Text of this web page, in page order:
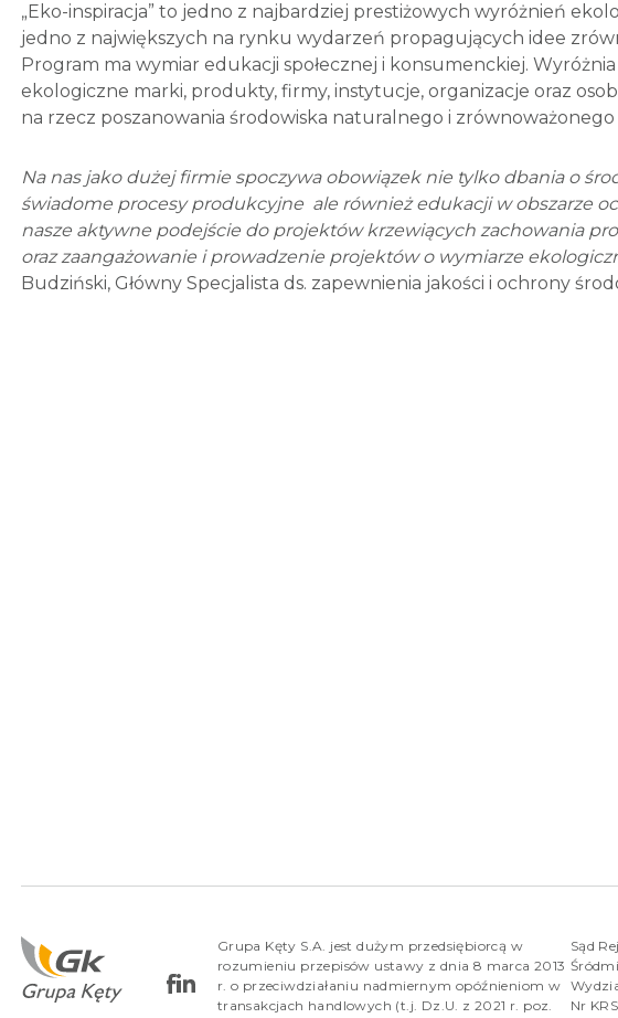
„Eko-inspiracja” to jedno z najbardziej prestiżowych wyróżnień
jedno z największych na rynku wydarzeń propagujących idee
Program ma wymiar edukacji społecznej i konsumenckiej.
ekologiczne marki, produkty, firmy, instytucje, organizacje oraz
na rzecz poszanowania środowiska naturalnego i
Na nas jako dużej firmie spoczywa obowiązek nie tylko dbania o
świadome procesy produkcyjne ale również edukacji w obszarze
nasze aktywne podejście do projektów krzewiących zachowania
oraz zaangażowanie i prowadzenie projektów o wymiarze
Budziński, Główny Specjalista ds. zapewnienia jakości i ochrony
Grupa Kęty S.A. jest dużym przedsiębiorcą w
rozumieniu przepisów ustawy z dnia 8 marca 2013
r. o przeciwdziałaniu nadmiernym opóźnieniom w
transakcjach handlowych (t.j. Dz.U. z 2021 r. poz.
Sąd
Nr